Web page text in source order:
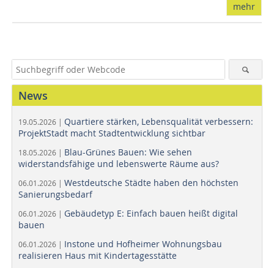
mehr
News
19.05.2026 | Quartiere stärken, Lebensqualität verbessern:
ProjektStadt macht Stadtentwicklung sichtbar
18.05.2026 | Blau-Grünes Bauen: Wie sehen
widerstandsfähige und lebenswerte Räume aus?
06.01.2026 | Westdeutsche Städte haben den höchsten
Sanierungsbedarf
06.01.2026 | Gebäudetyp E: Einfach bauen heißt digital
bauen
06.01.2026 | Instone und Hofheimer Wohnungsbau
realisieren Haus mit Kindertagesstätte